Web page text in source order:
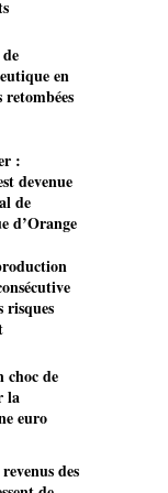
en
:
devenue
de
d’Orange
risques
choc de
la
euro
des